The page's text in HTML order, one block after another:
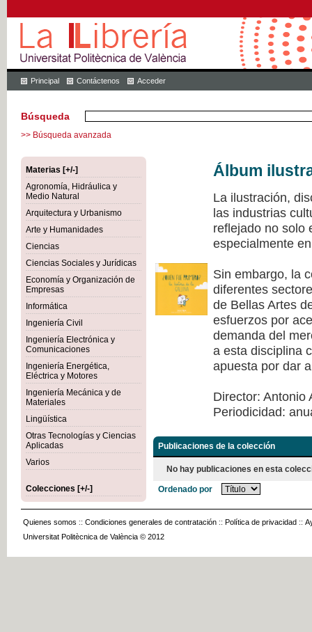
Principal Contáctenos Acceder
Búsqueda
>> Búsqueda avanzada
Materias [+/-]
Agronomía, Hidráulica y
Medio Natural
Arquitectura y Urbanismo
Arte y Humanidades
Ciencias
Ciencias Sociales y Jurídicas
Economía y Organización de
Empresas
Informática
Ingeniería Civil
Ingeniería Electrónica y
Comunicaciones
Ingeniería Energética,
Eléctrica y Motores
Ingeniería Mecánica y de
Materiales
Lingüística
Otras Tecnologías y Ciencias
Aplicadas
Varios
Colecciones [+/-]
Álbum
La ilustración,
las industrias
reflejado no solo
especialmente
Sin embargo, la
diferentes
de Bellas Artes
esfuerzos por
demanda del
a esta disciplina
apuesta por dar
Director: Antonio
Periodicidad:
Publicaciones de la colección
No hay publicaciones en esta
Ordenado por
Quienes somos :: Condiciones generales de contratación :: Política de privacidad ::
Universitat Politècnica de València © 2012